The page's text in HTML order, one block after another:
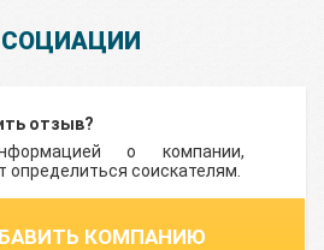
отзыв?
о компании,
определиться соискателям.
КОМПАНИЮ